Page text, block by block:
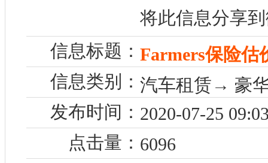
将此信息分享
信息标题： Farmers保险估
信息类别： 汽车租赁→ 豪
发布时间： 2020-07-25
点击量： 6096